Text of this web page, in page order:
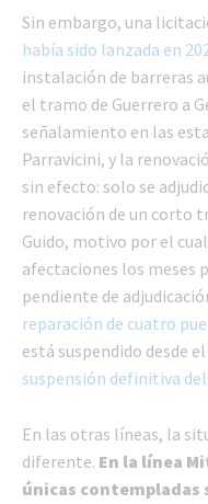
Sin embargo, una
había sido lanzada en
instalación de barreras
el tramo de Guerrero a
señalamiento en las
Parravicini, y la
sin efecto: solo se
renovación de un corto
Guido, motivo por el
afectaciones los meses
pendiente de
reparación de cuatro
está suspendido desde
suspensión definitiva
En las otras líneas, la
diferente. En la línea
únicas contempladas